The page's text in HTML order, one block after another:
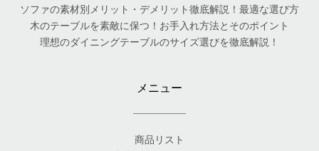
ソファの素材別メリット・デメリット徹底解説！最適な選び方
木のテーブルを素敵に保つ！お手入れ方法とそのポイント
理想のダイニングテーブルのサイズ選びを徹底解説！
メニュー
商品リスト